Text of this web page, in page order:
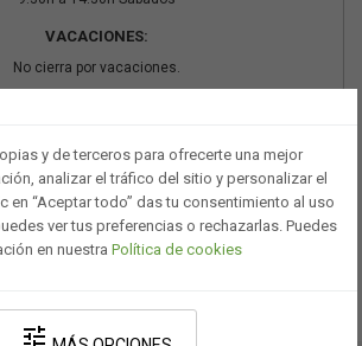
VACACIONES:
No cierra por vacaciones.
y de terceros para ofrecerte una mejor
analizar el tráfico del sitio y personalizar el
en “Aceptar todo” das tu consentimiento al uso
ver tus preferencias o rechazarlas. Puedes
en nuestra Política de cookies
tune